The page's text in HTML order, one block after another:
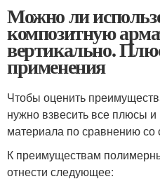
Можно ли
композитную
вертикально.
применения
Чтобы оценить
нужно взвесить все плюсы
материала по сравнению
К преимуществам
отнести следующее: